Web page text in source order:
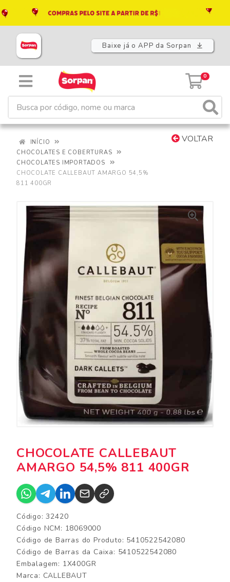
Baixe já o APP da Sorpan
0
VOLTAR
INÍCIO
CHOCOLATES E COBERTURAS
CHOCOLATES IMPORTADOS
CHOCOLATE CALLEBAUT AMARGO 54,5%
811 400GR
CHOCOLATE CALLEBAUT
AMARGO 54,5% 811 400GR
Código: 32420
Código NCM: 18069000
Código de Barras do Produto: 5410522542080
Código de Barras da Caixa: 5410522542080
Embalagem: 1X400GR
Marca: CALLEBAUT